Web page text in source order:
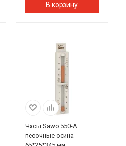
В корзину
Часы Sawo 550-A
песочные осина
65*25*345 мм